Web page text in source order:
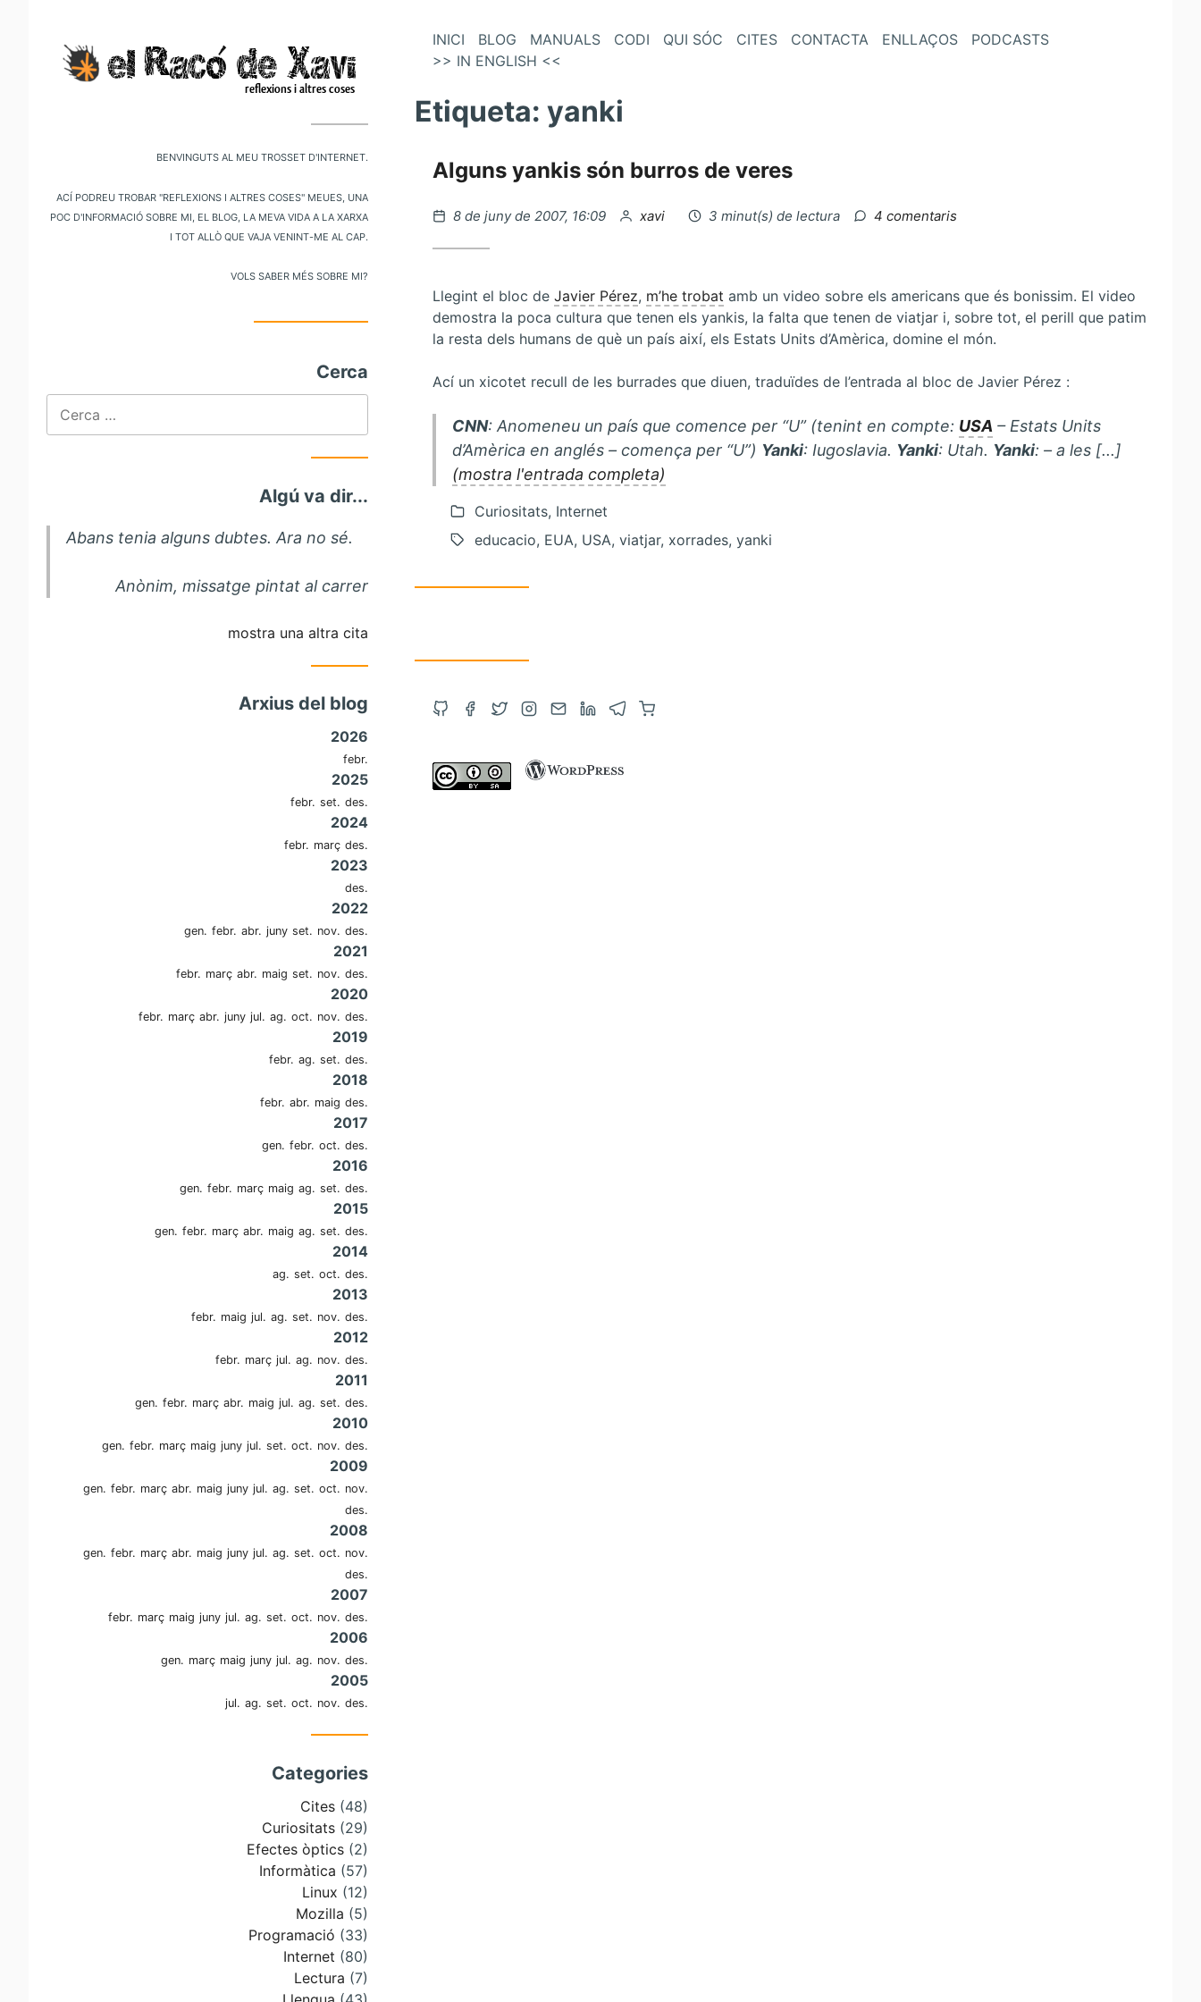
principal
Benvinguts al meu trosset d'internet.
Ací podreu trobar "reflexions i altres coses" meues, una
poc d'informació sobre mi, el blog, la meva vida a la xarxa
i tot allò que vaja venint-me al cap.
Vols saber més sobre mi?
Cerca
Algú va dir...
Abans tenia alguns dubtes. Ara no sé.
Anònim, missatge pintat al carrer
mostra una altra cita
Arxius del blog
2026
febr.
2025
febr. set. des.
2024
febr. març des.
2023
des.
2022
gen. febr. abr. juny set. nov. des.
2021
febr. març abr. maig set. nov. des.
2020
febr. març abr. juny jul. ag. oct. nov. des.
2019
febr. ag. set. des.
2018
febr. abr. maig des.
2017
gen. febr. oct. des.
2016
gen. febr. març maig ag. set. des.
2015
gen. febr. març abr. maig ag. set. des.
2014
ag. set. oct. des.
2013
febr. maig jul. ag. set. nov. des.
2012
febr. març jul. ag. nov. des.
2011
gen. febr. març abr. maig jul. ag. set. des.
2010
gen. febr. març maig juny jul. set. oct. nov. des.
2009
gen. febr. març abr. maig juny jul. ag. set. oct. nov.
des.
2008
gen. febr. març abr. maig juny jul. ag. set. oct. nov.
des.
2007
febr. març maig juny jul. ag. set. oct. nov. des.
2006
gen. març maig juny jul. ag. nov. des.
2005
jul. ag. set. oct. nov. des.
Categories
Cites (48)
Curiositats (29)
Efectes òptics (2)
Informàtica (57)
Linux (12)
Mozilla (5)
Programació (33)
Internet (80)
Lectura (7)
VésINICI BLOG MANUALS CODI QUI SÓC CITES CONTACTA ENLLAÇOS
PODCASTS
>> IN ENGLISH <<
Etiqueta: yanki
Alguns yankis són burros de veres
Publicat
8 de juny de 2007, 16:09 per
xavi 3 minut(s) de lectura 4 comentaris
burros
de
veres
Llegint el bloc de Javier Pérez, m’he trobat amb un video sobre els americans que és bonissim. El video
demostra la poca cultura que tenen els yankis, la falta que tenen de viatjar i, sobre tot, el perill que patim
la resta dels humans de què un país així, els Estats Units d’Amèrica, domine el món.
Ací un xicotet recull de les burrades que diuen, traduïdes de l’entrada al bloc de Javier Pérez :
CNN: Anomeneu un país que comence per “U” (tenint en compte: USA– Estats Units
d’Amèrica en anglés – comença per “U”) Yanki: Iugoslavia. Yanki: Utah. Yanki: – a les [...]
(mostra l'entrada completa)
Curiositats, Internet
educacio, EUA, USA, viatjar, xorrades, yanki
Obre
en
Obre
Facebook
en
Obre
Twitter
en
Obre
en
una
Contacta
electrònic
Obre
en
Obre
en
Compra